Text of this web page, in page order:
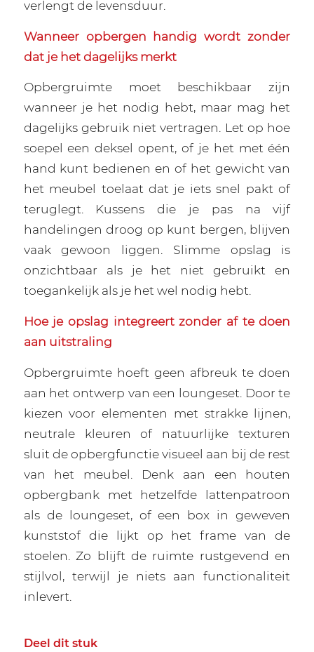
verlengt de levensduur.
Wanneer opbergen handig wordt zonder
dat je het dagelijks merkt
Opbergruimte moet beschikbaar zijn
wanneer je het nodig hebt, maar mag het
dagelijks gebruik niet vertragen. Let op hoe
soepel een deksel opent, of je het met één
hand kunt bedienen en of het gewicht van
het meubel toelaat dat je iets snel pakt of
teruglegt. Kussens die je pas na vijf
handelingen droog op kunt bergen, blijven
vaak gewoon liggen. Slimme opslag is
onzichtbaar als je het niet gebruikt en
toegankelijk als je het wel nodig hebt.
Hoe je opslag integreert zonder af te doen
aan uitstraling
Opbergruimte hoeft geen afbreuk te doen
aan het ontwerp van een loungeset. Door te
kiezen voor elementen met strakke lijnen,
neutrale kleuren of natuurlijke texturen
sluit de opbergfunctie visueel aan bij de rest
van het meubel. Denk aan een houten
opbergbank met hetzelfde lattenpatroon
als de loungeset, of een box in geweven
kunststof die lijkt op het frame van de
stoelen. Zo blijft de ruimte rustgevend en
stijlvol, terwijl je niets aan functionaliteit
inlevert.
Deel dit stuk